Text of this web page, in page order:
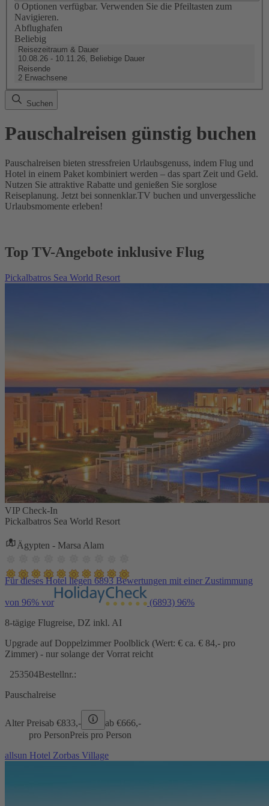
0 Optionen verfügbar. Verwenden Sie die Pfeiltasten zum
Navigieren.
Abflughafen
Beliebig
Reisezeitraum & Dauer
10.08.26 - 10.11.26, Beliebige Dauer
Reisende
2 Erwachsene
Suchen
Pauschalreisen günstig buchen
Pauschalreisen bieten stressfreien Urlaubsgenuss, indem Flug und
Hotel in einem Paket kombiniert werden – das spart Zeit und Geld.
Nutzen Sie attraktive Rabatte und genießen Sie sorglose
Reiseplanung. Jetzt bei sonnenklar.TV buchen und unvergessliche
Urlaubsmomente erleben!
Top TV-Angebote inklusive Flug
Pickalbatros Sea World Resort
VIP Check-In
Pickalbatros Sea World Resort
Ägypten - Marsa Alam
Für dieses Hotel liegen 6893 Bewertungen mit einer Zustimmung
von 96% vor (6893) 96%
8-tägige Flugreise, DZ inkl. AI
Upgrade auf Doppelzimmer Poolblick (Wert: € ca. € 84,- pro
Zimmer) - nur solange der Vorrat reicht
253504Bestellnr.:
Pauschalreise
Alter Preisab €833,- ab €666,-
pro PersonPreis pro Person
allsun Hotel Zorbas Village